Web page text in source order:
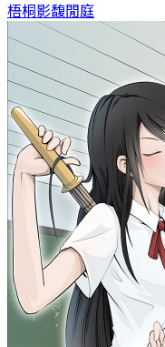
梧桐影馥閒庭